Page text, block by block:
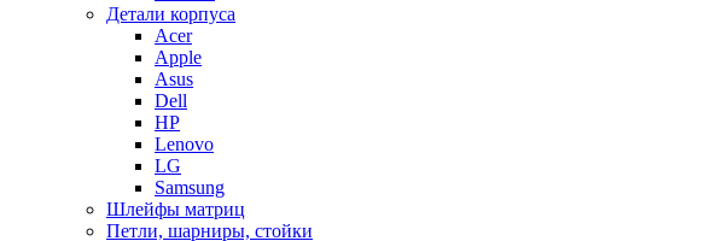
Детали корпуса
Acer
Apple
Asus
Dell
HP
Lenovo
LG
Samsung
Шлейфы матриц
Петли, шарниры, стойки